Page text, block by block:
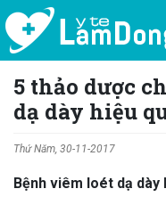
5 thảo dược
dạ dày hiệu
Thứ Năm, 30-11-2017
Bệnh viêm loét dạ